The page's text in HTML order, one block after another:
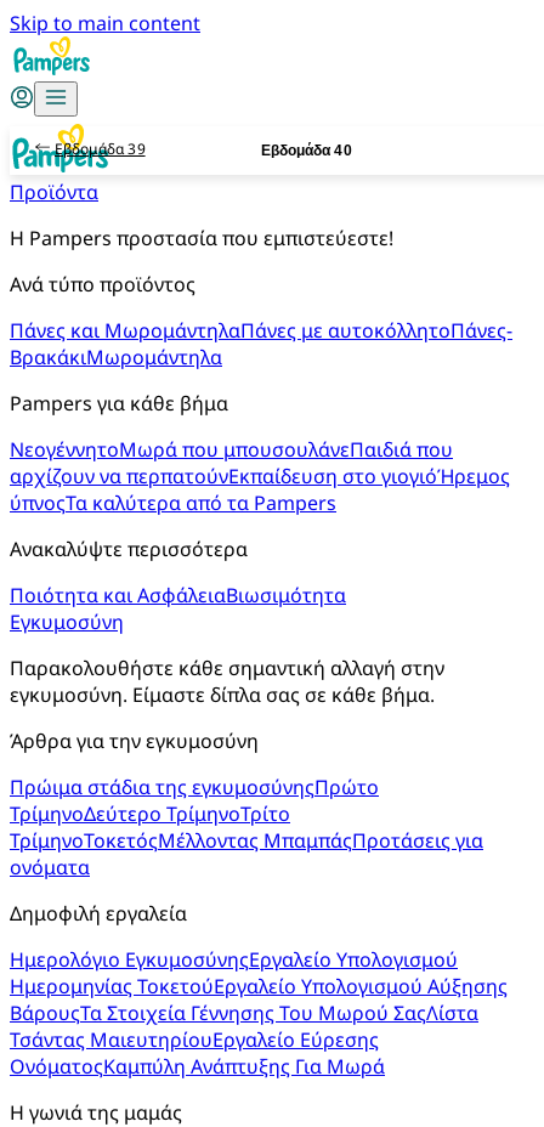
Skip to main content
Προϊόντα
Η Pampers προστασία που εμπιστεύεστε!
Ανά τύπο προϊόντος
Πάνες και ΜωρομάντηλαΠάνες με αυτοκόλλητοΠάνες-
ΒρακάκιΜωρομάντηλα
Pampers για κάθε βήμα
ΝεογέννητοΜωρά που μπουσουλάνεΠαιδιά που
αρχίζουν να περπατούνΕκπαίδευση στο γιογιόΉρεμος
ύπνοςΤα καλύτερα από τα Pampers
Ανακαλύψτε περισσότερα
Ποιότητα και ΑσφάλειαΒιωσιμότητα
Εγκυμοσύνη
Παρακολουθήστε κάθε σημαντική αλλαγή στην
εγκυμοσύνη. Είμαστε δίπλα σας σε κάθε βήμα.
Άρθρα για την εγκυμοσύνη
Πρώιμα στάδια της εγκυμοσύνηςΠρώτο
ΤρίμηνοΔεύτερο ΤρίμηνοΤρίτο
ΤρίμηνοΤοκετόςΜέλλοντας ΜπαμπάςΠροτάσεις για
ονόματα
Δημοφιλή εργαλεία
Ημερολόγιο ΕγκυμοσύνηςΕργαλείο Υπολογισμού
Ημερομηνίας ΤοκετούΕργαλείο Υπολογισμού Αύξησης
ΒάρουςΤα Στοιχεία Γέννησης Του Μωρού ΣαςΛίστα
Τσάντας ΜαιευτηρίουΕργαλείο Εύρεσης
ΟνόματοςΚαμπύλη Ανάπτυξης Για Μωρά
Η γωνιά της μαμάς
Εβδομάδα 39 Εβδομάδα 40